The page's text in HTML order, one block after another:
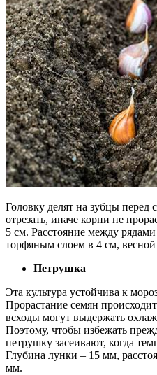
Головку делят на зубцы
отрезать, иначе корни не
5 см. Расстояние между
торфяным слоем в 4 см, весной
Петрушка
Эта культура устойчива к
Прорастание семян
всходы могут выдержать
Поэтому, чтобы избежать
петрушку засеивают, когда
Глубина лунки – 15 мм,
мм.